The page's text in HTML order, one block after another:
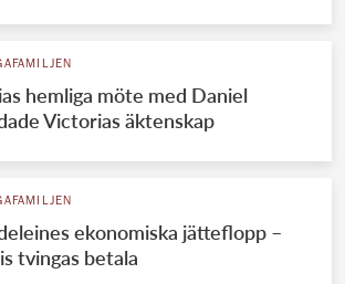
hemliga möte med Daniel
Victorias äktenskap
ekonomiska jätteflopp –
tvingas betala